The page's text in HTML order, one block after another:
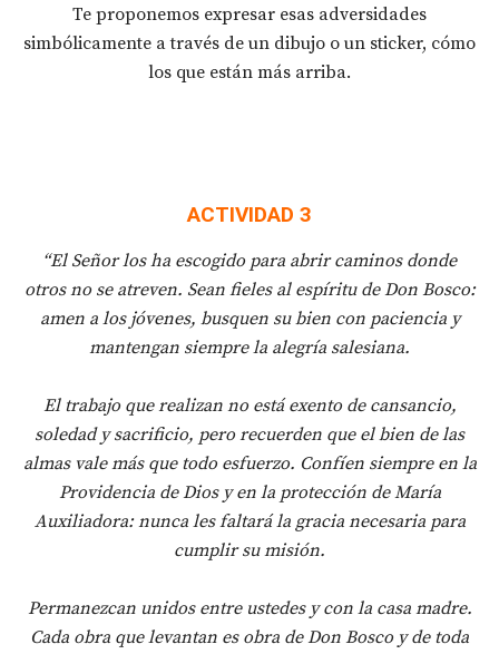
Te proponemos expresar esas adversidades
simbólicamente a través de un dibujo o un sticker, cómo
los que están más arriba.
ACTIVIDAD 3
“El Señor los ha escogido para abrir caminos donde
otros no se atreven. Sean fieles al espíritu de Don Bosco:
amen a los jóvenes, busquen su bien con paciencia y
mantengan siempre la alegría salesiana.
El trabajo que realizan no está exento de cansancio,
soledad y sacrificio, pero recuerden que el bien de las
almas vale más que todo esfuerzo. Confíen siempre en la
Providencia de Dios y en la protección de María
Auxiliadora: nunca les faltará la gracia necesaria para
cumplir su misión.
Permanezcan unidos entre ustedes y con la casa madre.
Cada obra que levantan es obra de Don Bosco y de toda